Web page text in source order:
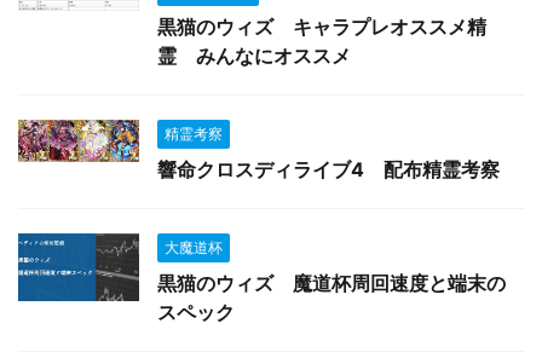
黒猫のウィズ キャラプレオススメ精
霊 みんなにオススメ
精霊考察
響命クロスディライブ4 配布精霊考察
大魔道杯
黒猫のウィズ 魔道杯周回速度と端末の
スペック